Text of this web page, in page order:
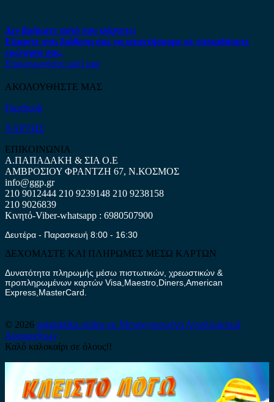
Δεν βρήκατε αυτό που ψάχνετε;
Είμαστε στη διάθεση σας να απαντήσουμε σε οποιαδήποτε
ερώτηση σας.
Επικοινωνήστε μαζί μας
ΑΚΟΛΟΥΘΗΣΤΕ ΜΑΣ
Facebook
ΧΑΡΤΗΣ
ΕΠΙΚΟΙΝΩΝΙΑ
Α.ΠΑΠΑΔΑΚΗ & ΣΙΑ Ο.Ε
ΑΜΒΡΟΣΙΟΥ ΦΡΑΝΤΖΗ 67, Ν.ΚΟΣΜΟΣ
info@ggp.gr
210 9012444 210 9239148 210 9238158
210 9026839
Κινητό-Viber-whatsapp : 6980507900
Δευτέρα - Παρασκευή 8:00 - 16:30
ΔΕΧΟΜΑΣΤΕ ΚΑΙ ΠΛΗΡΩΜΕΣ ΜΕΣΩ ΚΑΡΤΩΝ
Δυνατότητα πληρωμής μέσω πιστωτικών, χρεωστικών &
προπληρωμένων καρτών Visa,Maestro,Diners,American
Express,MasterCard.
© 2026 antalaktika-online.eu Μεταχειρισμένα Ανταλλακτικά
Αυτοκινήτων
Καλό καλοκαίρι σε όλους!!